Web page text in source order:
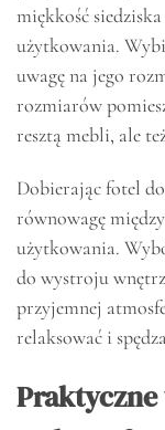
miękkość
użytkowania.
uwagę na jego
rozmiarów
resztą mebli, ale
Dobierając fotel
równowagę
użytkowania.
do wystroju
przyjemnej
relaksować i